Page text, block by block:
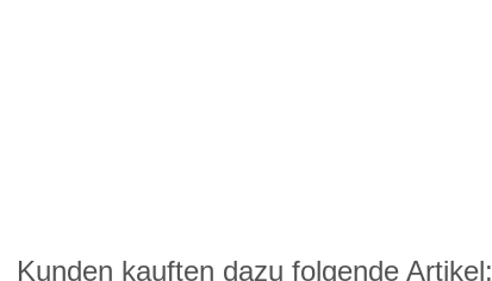
Kunden kauften dazu folgende Artikel: